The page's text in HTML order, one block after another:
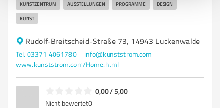
KUNSTZENTRUM AUSSTELLUNGEN PROGRAMME DESIGN
KUNST
Rudolf-Breitscheid-Straße 73, 14943 Luckenwalde
Tel. 03371 4061780
info@kunststrom.com
www.kunststrom.com/Home.html
0,00 / 5,00
Nicht bewertet0